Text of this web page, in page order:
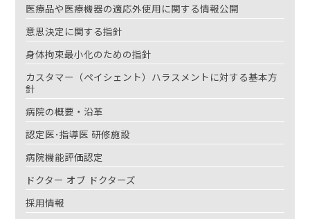
医療品や医療機器の適応外使用に関する情報公開
意思決定に関する指針
身体拘束最小化のための指針
カスタマー（ペイシェント）ハラスメントに対する基本方
針
病院の概要・沿革
認定医･指導医 研修施設
病院機能評価認定
ドクター オブ ドクターズ
採用情報